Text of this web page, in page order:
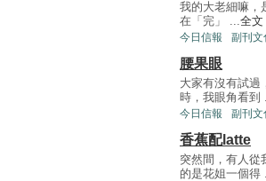
我的大老細嘛，
在「完」 ...全文
今日信報 副刊文
腰果眼
大家有沒有試過
時，我眼角看到
今日信報 副刊文
香蕉配latte
突然間，有人
的是花姐一個得